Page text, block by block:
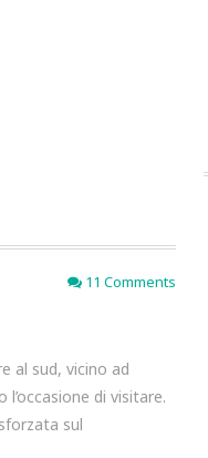
11 Comments
al sud, vicino ad
di visitare.
sul